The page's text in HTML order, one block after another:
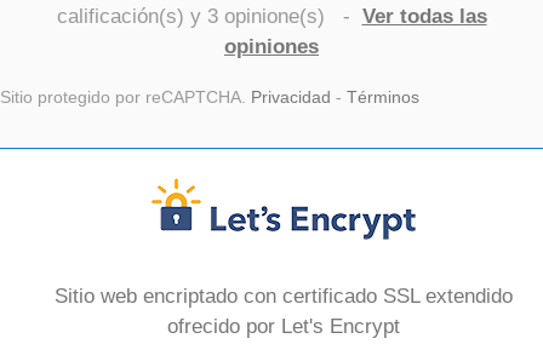
calificación(s) y 3opinione(s) - Ver todas las
opiniones
Sitio protegido por reCAPTCHA. Privacidad - Términos
Sitio web encriptado con certificado SSL extendido
ofrecido por Let's Encrypt